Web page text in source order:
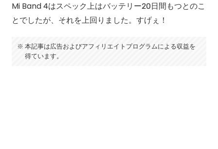
Mi Band 4はスペック上はバッテリー20日間もつとのこ
とでしたが、それを上回りました。すげぇ！
本記事は広告およびアフィリエイトプログラムによる収益を
得ています。